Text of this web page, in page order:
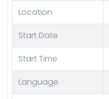
Location
Start Date
Start Time
Language